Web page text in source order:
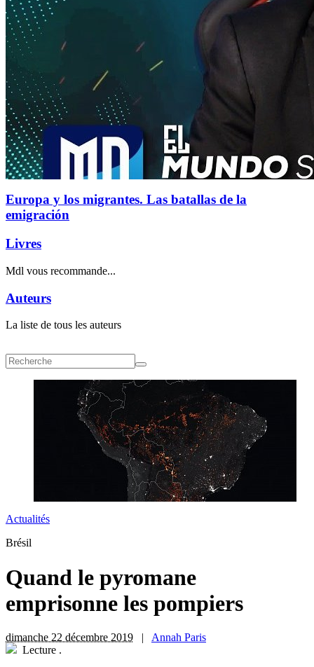
Europa y los migrantes. Las batallas de la
emigración
Livres
Mdl vous recommande...
Auteurs
La liste de tous les auteurs
Actualités
Brésil
Quand le pyromane
emprisonne les pompiers
dimanche 22 décembre 2019 | Annah Paris
Lecture .